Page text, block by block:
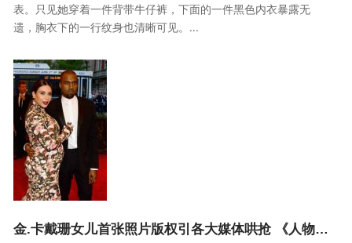
表。只见她穿着一件背带牛仔裤，下面的一件黑色内衣暴露无
遗，胸衣下的一行纹身也清晰可见。...
金.卡戴珊女儿首张照片版权引各大媒体哄抢 《人物》杂志胜算高